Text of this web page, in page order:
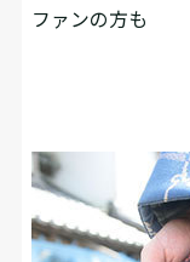
ファンの方も